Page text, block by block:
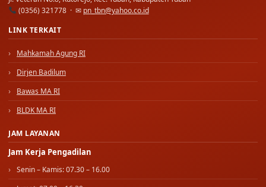
Jl. Veteran No.8, Kutorejo, Kec. Tuban, Kabupaten Tuban
Mahkamah Agung RI
JAM LAYANAN
Jam Kerja Pengadilan